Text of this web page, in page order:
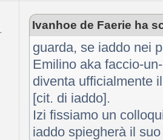
Ivanhoe de Faerie ha
guarda, se iaddo nei
Emilino aka faccio-
diventa ufficialmente
[cit. di iaddo].
Izi fissiamo un
iaddo spiegherà il